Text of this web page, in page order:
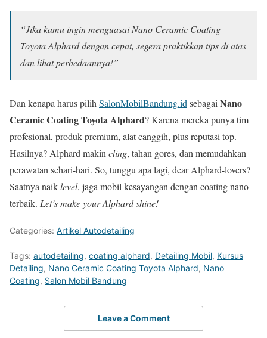
“Jika kamu ingin menguasai Nano Ceramic Coating
Toyota Alphard dengan cepat, segera praktikkan tips di atas
dan lihat perbedaannya!”
Dan kenapa harus pilih SalonMobilBandung.id sebagai Nano
Ceramic Coating Toyota Alphard? Karena mereka punya tim
profesional, produk premium, alat canggih, plus reputasi top.
Hasilnya? Alphard makin cling, tahan gores, dan memudahkan
perawatan sehari-hari. So, tunggu apa lagi, dear Alphard-lovers?
Saatnya naiklevel, jaga mobil kesayangan dengan coating nano
terbaik. Let’s make your Alphard shine!
Categories: Artikel Autodetailing
Tags: autodetailing, coating alphard, Detailing Mobil, Kursus
Detailing, Nano Ceramic Coating Toyota Alphard, Nano
Coating, Salon Mobil Bandung
Leave a Comment